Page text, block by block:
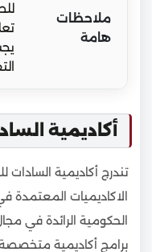
ملاحظات
هامة
أكاديمية
تندرج أكاديمية
الاكاديميات
الحكومية الرائدة في
برامج أكاديمية